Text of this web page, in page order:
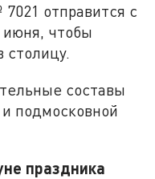
отправится с
июня, чтобы
столицу.
составы
подмосковной
праздника